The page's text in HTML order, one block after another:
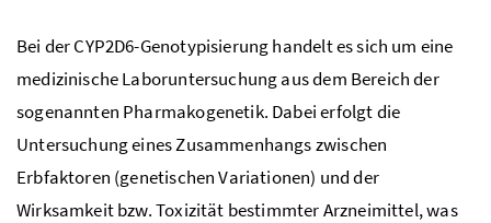
Bei der CYP2D6-Genotypisierung handelt es sich um eine
medizinische Laboruntersuchung aus dem Bereich der
sogenannten Pharmakogenetik. Dabei erfolgt die
Untersuchung eines Zusammenhangs zwischen
Erbfaktoren (genetischen Variationen) und der
Wirksamkeitbzw.Toxizität bestimmter Arzneimittel, was